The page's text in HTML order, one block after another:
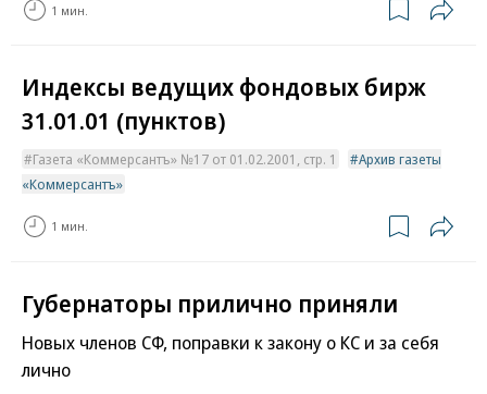
1 мин.
Индексы ведущих фондовых бирж
31.01.01 (пунктов)
Газета «Коммерсантъ» №17 от 01.02.2001, стр. 1
Архив газеты
«Коммерсантъ»
1 мин.
Губернаторы прилично приняли
Новых членов СФ, поправки к закону о КС и за себя
лично